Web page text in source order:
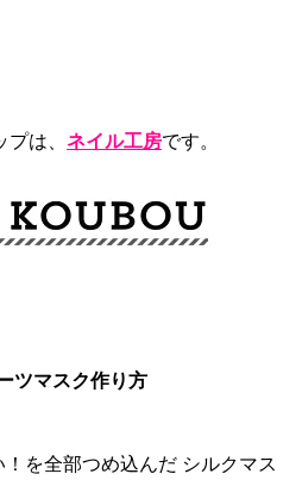
は、 ネイル工房です。
ツマスク作り方
を全部つめ込んだ シルクマス